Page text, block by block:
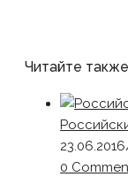
Читайте также
23.06.2016
0